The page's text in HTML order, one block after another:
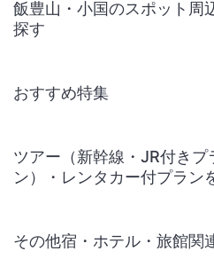
飯豊山・小国のスポット周
探す
おすすめ特集
ツアー（新幹線・JR付きプ
ン）・レンタカー付プラン
その他宿・ホテル・旅館関